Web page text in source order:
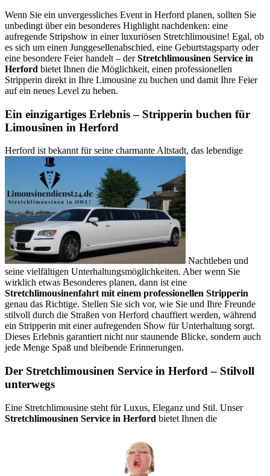
Wenn Sie ein unvergessliches Event in Herford planen, sollten Sie
unbedingt über ein besonderes Highlight nachdenken: eine
aufregende Stripshow in einer luxuriösen Stretchlimousine! Egal, ob
es sich um einen Junggesellenabschied, eine Geburtstagsparty oder
eine besondere Feier handelt – derStretchlimousinen Service in
Herford bietet Ihnen die Möglichkeit, einen professionellen
Stripperin direkt in Ihre Limousine zu buchen und damit Ihre Feier
auf ein neues Level zu heben.
Ein einzigartiges Erlebnis – Stripperin buchen für
Limousinen in Herford
Herford ist bekannt für seine charmante Altstadt, das lebendige
Nachtleben und
seine vielfältigen Unterhaltungsmöglichkeiten. Aber wenn Sie
wirklich etwas Besonderes planen, dann ist eine
Stretchlimousinenfahrt mit einem professionellen Stripperin
genau das Richtige. Stellen Sie sich vor, wie Sie und Ihre Freunde
stilvoll durch die Straßen von Herford chauffiert werden, während
ein Stripperin mit einer aufregenden Show für Unterhaltung sorgt.
Dieses Erlebnis garantiert nicht nur staunende Blicke, sondern auch
jede Menge Spaß und bleibende Erinnerungen.
Der Stretchlimousinen Service in Herford – Stilvoll
unterwegs
Eine Stretchlimousine steht für Luxus, Eleganz und Stil. Unser
Stretchlimousinen Service in Herford bietet Ihnen die